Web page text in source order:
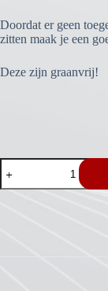
Doordat er geen
zitten maak je een
Deze zijn graanvrij!
Trainermix
Sport
aantal